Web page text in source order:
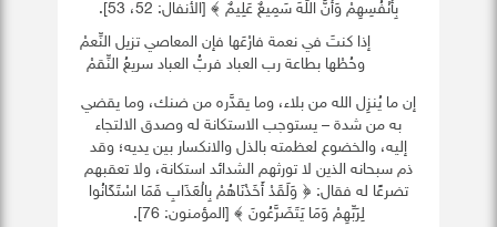
بِأَنْفُسِهِمْ وَأَنَّ اللَّهَ سَمِيعٌ عَلِيمٌ ﴾ [الأنفال: 52، 53].
وحُطْها بطاعة رب العباد فربُّ العباد سريعُ النِّقمْ
إن ما يُنزِل الله من بلاء، وما يقدَّره من ضنك، وما يقضي
به من شدة – يستوجب الاستكانة له وصدق الالتجاء
إليه، والخضوع لعظمته بالذل والانكسار بين يديه؛ وقد
ذم سبحانه الذين لا تورثهم الشدائد استكانة، ولا تعقبهم
تضرعًا له فقال: ﴿ وَلَقَدْ أَخَذْنَاهُمْ بِالْعَذَابِ فَمَا اسْتَكَانُوا
لِرَبِّهِمْ وَمَا يَتَضَرَّعُونَ ﴾ [المؤمنون: 76].